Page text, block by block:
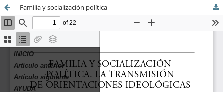
Familia y socialización política